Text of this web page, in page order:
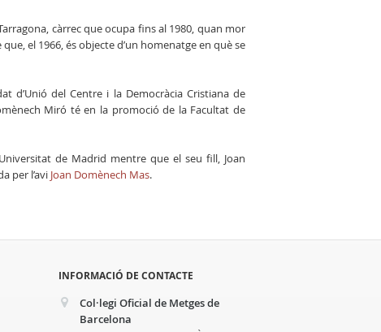
càrrec que ocupa fins al 1980, quan mor
el 1966, és objecte d’un homenatge en què se
d’Unió del Centre i la Democràcia Cristiana de
Miró té en la promoció de la Facultat de
de Madrid mentre que el seu fill, Joan
per l’avi Joan Domènech Mas.
INFORMACIÓ DE CONTACTE
Col·legi Oficial de Metges de
Barcelona